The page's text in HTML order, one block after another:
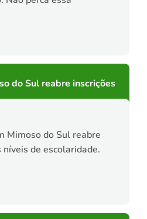
do Sul reabre inscrições
Mimoso do Sul reabre
de escolaridade.